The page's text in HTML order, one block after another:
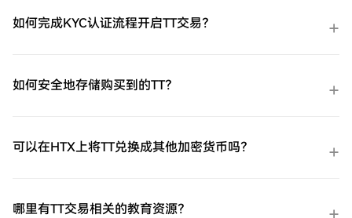
如何完成KYC认证流程开启TT交易？
如何安全地存储购买到的TT？
可以在HTX上将TT兑换成其他加密货币吗？
哪里有TT交易相关的教育资源？